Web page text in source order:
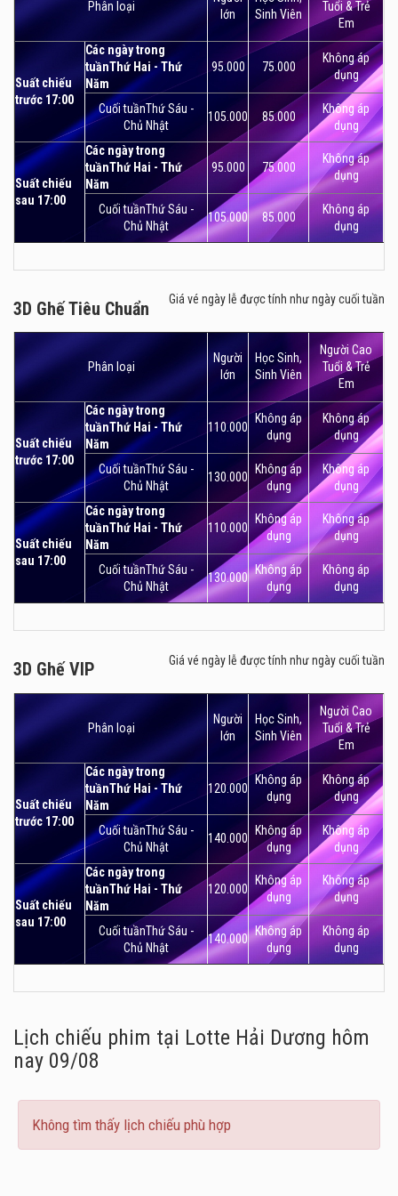
Phân loại
lớn
Sinh Viên
Tuổi & Trẻ
Em
Suất chiếu
trước 17:00
Các ngày trong
tuầnThứ Hai - Thứ
Năm
95.000 75.000
Không áp
dụng
Cuối tuầnThứ Sáu -
Chủ Nhật
105.000 85.000
Không áp
dụng
Suất chiếu
sau 17:00
Các ngày trong
tuầnThứ Hai - Thứ
Năm
95.000 75.000
Không áp
dụng
Cuối tuầnThứ Sáu -
Chủ Nhật
105.000 85.000
Không áp
dụng
3D Ghế Tiêu Chuẩn
Giá vé ngày lễ được tính như ngày cuối tuần
Phân loại
Người
lớn
Học Sinh,
Sinh Viên
Người Cao
Tuổi & Trẻ
Em
Suất chiếu
trước 17:00
Các ngày trong
tuầnThứ Hai - Thứ
Năm
110.000
Không áp
dụng
Không áp
dụng
Cuối tuầnThứ Sáu -
Chủ Nhật
130.000
Không áp
dụng
Không áp
dụng
Suất chiếu
sau 17:00
Các ngày trong
tuầnThứ Hai - Thứ
Năm
110.000
Không áp
dụng
Không áp
dụng
Cuối tuầnThứ Sáu -
Chủ Nhật
130.000
Không áp
dụng
Không áp
dụng
3D Ghế VIP
Giá vé ngày lễ được tính như ngày cuối tuần
Phân loại
Người
lớn
Học Sinh,
Sinh Viên
Người Cao
Tuổi & Trẻ
Em
Suất chiếu
trước 17:00
Các ngày trong
tuầnThứ Hai - Thứ
Năm
120.000
Không áp
dụng
Không áp
dụng
Cuối tuầnThứ Sáu -
Chủ Nhật
140.000
Không áp
dụng
Không áp
dụng
Suất chiếu
sau 17:00
Các ngày trong
tuầnThứ Hai - Thứ
Năm
120.000
Không áp
dụng
Không áp
dụng
Cuối tuầnThứ Sáu -
Chủ Nhật
140.000
Không áp
dụng
Không áp
dụng
Lịch chiếu phim tại Lotte Hải Dương hôm
nay 09/08
Không tìm thấy lịch chiếu phù hợp